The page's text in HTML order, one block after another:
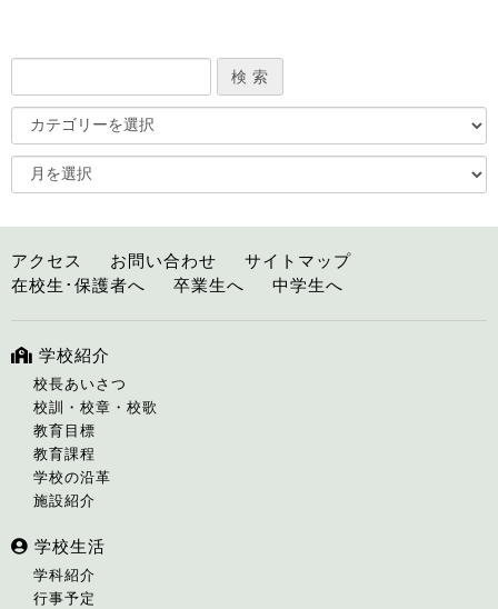
アクセス お問い合わせ
サイトマップ
在校生･保護者へ
卒業生へ 中学生へ
学校紹介
校長あいさつ
校訓・校章・校歌
教育目標
教育課程
学校の沿革
施設紹介
学校生活
学科紹介
行事予定